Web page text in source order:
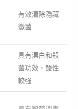
有效清除隱藏
黴菌
具有漂白和殺
菌功效，酸性
較強